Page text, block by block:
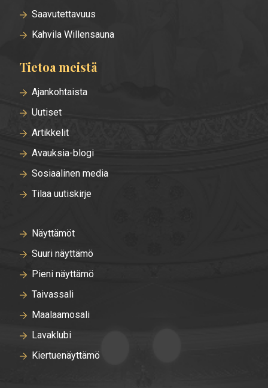
Saavutettavuus
Kahvila Willensauna
Tietoa meistä
Ajankohtaista
Uutiset
Artikkelit
Avauksia-blogi
Sosiaalinen media
Tilaa uutiskirje
Näyttämöt
Suuri näyttämö
Pieni näyttämö
Taivassali
Maalaamosali
Lavaklubi
Kiertuenäyttämö